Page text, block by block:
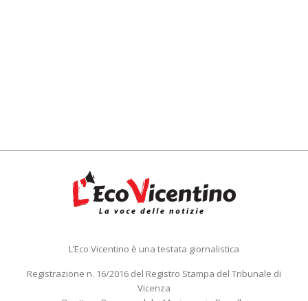
L’Eco Vicentino è una testata giornalistica
Registrazione n. 16/2016 del Registro Stampa del Tribunale di
Vicenza